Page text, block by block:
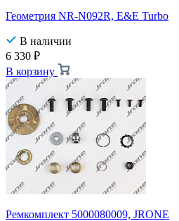
Геометрия NR-N092R, E&E Turbo
В наличии
6 330 ₽
В корзину
Ремкомплект 5000080009, JRONE